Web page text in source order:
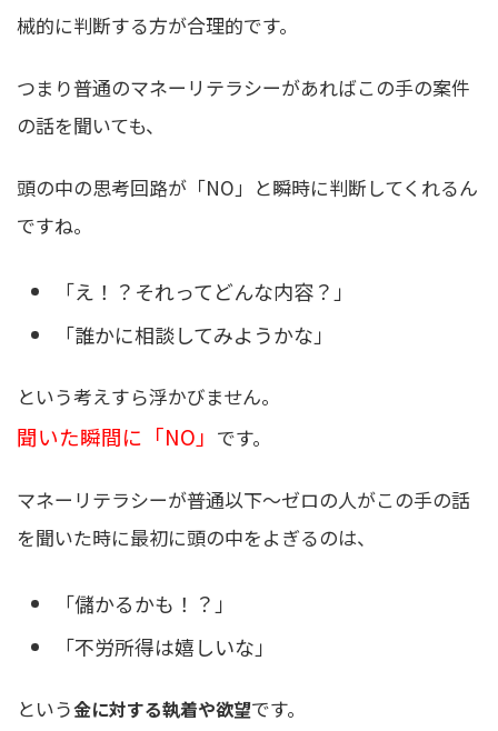
械的に判断する方が合理的です。
つまり普通のマネーリテラシーがあればこの手の案件
の話を聞いても、
頭の中の思考回路が「NO」と瞬時に判断してくれるん
ですね。
「え！？それってどんな内容？」
「誰かに相談してみようかな」
という考えすら浮かびません。
聞いた瞬間に「NO」 です。
マネーリテラシーが普通以下〜ゼロの人がこの手の話
を聞いた時に最初に頭の中をよぎるのは、
「儲かるかも！？」
「不労所得は嬉しいな」
という金に対する執着や欲望です。